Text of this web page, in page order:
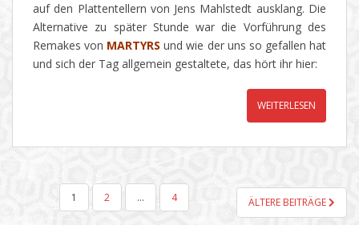
auf den Plattentellern von Jens Mahlstedt ausklang. Die
Alternative zu später Stunde war die Vorführung des
Remakes von MARTYRS und wie der uns so gefallen hat
und sich der Tag allgemein gestaltete, das hört ihr hier:
WEITERLESEN
SEITENNUMMERIERUNG
1 2 … 4 ÄLTERE BEITRÄGE